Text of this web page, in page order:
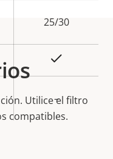
25/30
–
Utilice el filtro
compatibles.